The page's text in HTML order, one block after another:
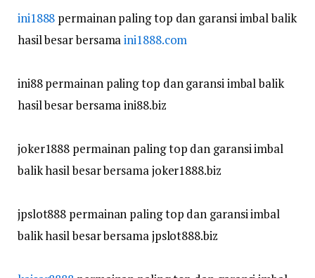
ini1888 permainan paling top dan garansi imbal balik
hasil besar bersamaini1888.com
ini88 permainan paling top dan garansi imbal balik
hasil besar bersama ini88.biz
joker1888 permainan paling top dan garansi imbal
balik hasil besar bersama joker1888.biz
jpslot888 permainan paling top dan garansi imbal
balik hasil besar bersama jpslot888.biz